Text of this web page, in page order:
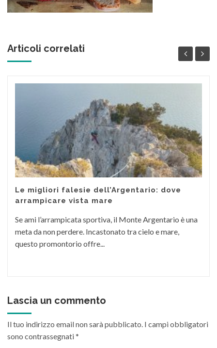
Articoli correlati
Le migliori falesie dell’Argentario: dove
arrampicare vista mare
Se ami l’arrampicata sportiva, il Monte Argentario è una
meta da non perdere. Incastonato tra cielo e mare,
questo promontorio offre...
Lascia un commento
Il tuo indirizzo email non sarà pubblicato. I campi obbligatori
sono contrassegnati*